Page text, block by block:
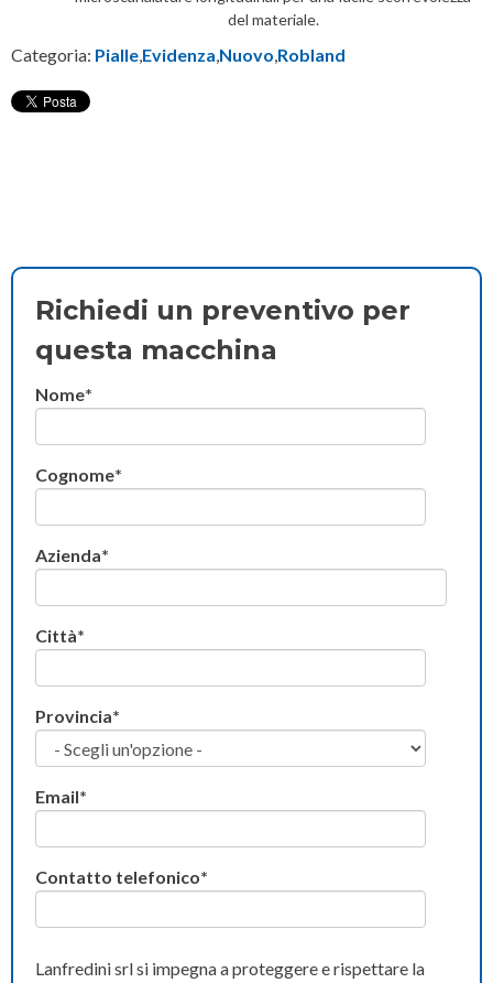
del materiale.
Categoria: Pialle,Evidenza,Nuovo,Robland
Richiedi un preventivo per
questa macchina
Nome*
Cognome*
Azienda*
Città*
Provincia*
Email*
Contatto telefonico*
Lanfredini srl si impegna a proteggere e rispettare la